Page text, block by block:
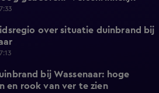
over situatie duinbrand bij
bij Wassenaar: hoge
en rook van ver te zien